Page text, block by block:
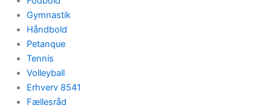
Gymnastik
Håndbold
Petanque
Tennis
Volleyball
Erhverv 8541
Fællesråd